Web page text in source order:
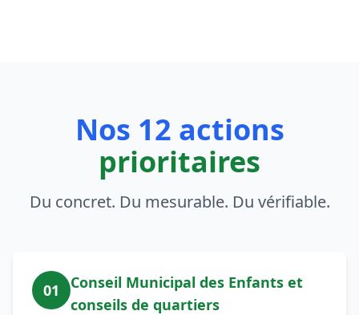
Nos 12 actions
prioritaires
Du concret. Du mesurable. Du vérifiable.
01
Conseil Municipal des Enfants et
conseils de quartiers